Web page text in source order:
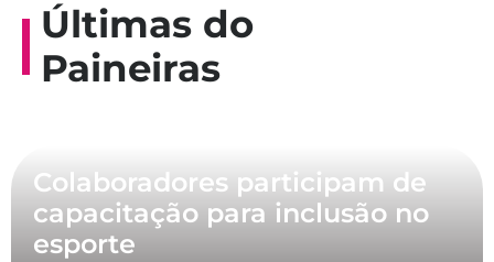
Últimas do
Paineiras
Colaboradores participam de
capacitação para inclusão no
esporte